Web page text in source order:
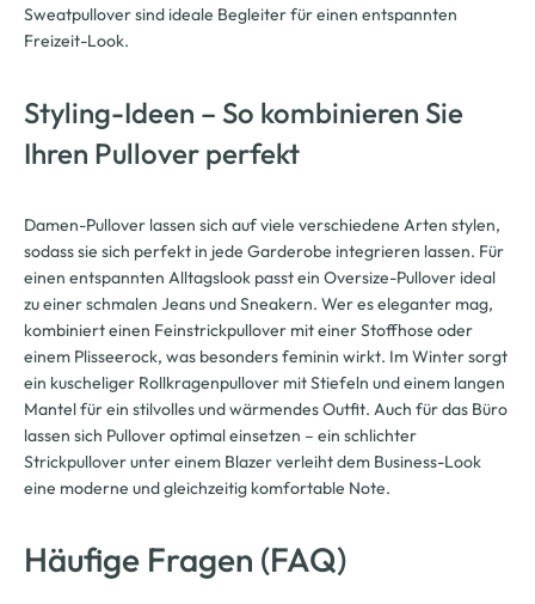
Sweatpullover sind ideale Begleiter für einen entspannten
Freizeit-Look.
Styling-Ideen – So kombinieren Sie
Ihren Pullover perfekt
Damen-Pullover lassen sich auf viele verschiedene Arten stylen,
sodass sie sich perfekt in jede Garderobe integrieren lassen. Für
einen entspannten Alltagslook passt ein Oversize-Pullover ideal
zu einer schmalen Jeans und Sneakern. Wer es eleganter mag,
kombiniert einen Feinstrickpullover mit einer Stoffhose oder
einem Plisseerock, was besonders feminin wirkt. Im Winter sorgt
ein kuscheliger Rollkragenpullover mit Stiefeln und einem langen
Mantel für ein stilvolles und wärmendes Outfit. Auch für das Büro
lassen sich Pullover optimal einsetzen – ein schlichter
Strickpullover unter einem Blazer verleiht dem Business-Look
eine moderne und gleichzeitig komfortable Note.
Häufige Fragen (FAQ)